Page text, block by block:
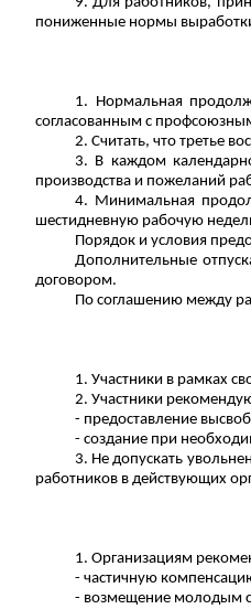
пониженные нормы
1. Нормальная
согласованным с
2. Считать, что третье
3. В каждом
производства и пожеланий
4. Минимальная
шестидневную рабочую
Порядок и условия
Дополнительные
договором.
По соглашению между
1. Участники в рамках
2. Участники
- предоставление
- создание при
3. Не допускать
работников в действующих
1. Организациям
- частичную
- возмещение молодым